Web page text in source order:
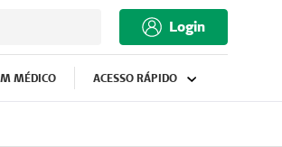
Login
MÉDICO ACESSO RÁPIDO